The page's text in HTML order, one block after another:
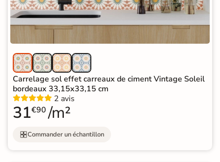
Carrelage sol effet carreaux de ciment Vintage Soleil
bordeaux 33,15x33,15 cm
2 avis
31€90 /m²
Commander un échantillon